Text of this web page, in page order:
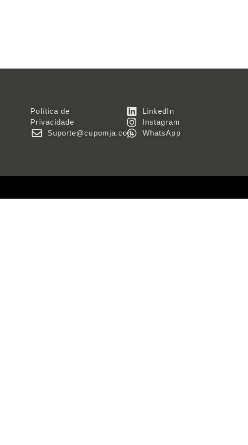
Política de
Privacidade
Suporte@cupomja.com
LinkedIn
Instagram
WhatsApp